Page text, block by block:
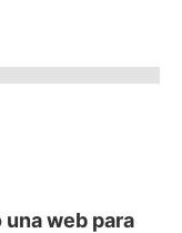
web para